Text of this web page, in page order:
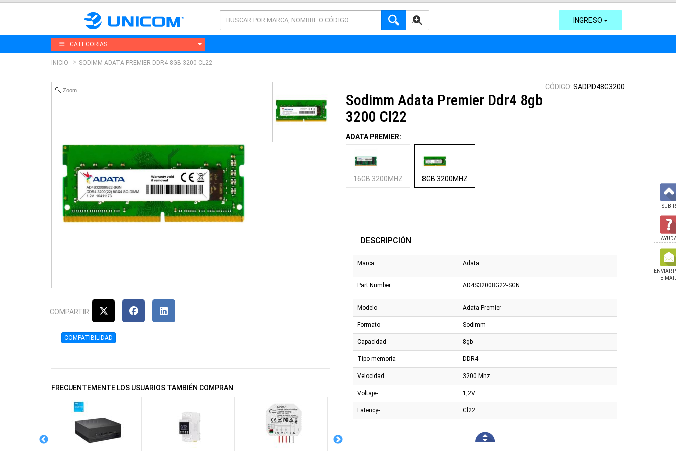
AVANZADA INGRESO
CATEGORIAS
INICIO SODIMM ADATA PREMIER DDR4 8GB 3200 CL22
Zoom
COMPARTIR:
COMPATIBILIDAD
FRECUENTEMENTE LOS USUARIOS TAMBIÉN COMPRAN
CÓDIGO: SADPD48G3200
Sodimm Adata Premier Ddr4 8gb
3200 Cl22
ADATA PREMIER:
16GB 3200MHZ 8GB 3200MHZ
DESCRIPCIÓN
Marca Adata
Part Number AD4S32008G22-SGN
Modelo Adata Premier
Formato Sodimm
Capacidad 8gb
Tipo memoria DDR4
Velocidad 3200 Mhz
Voltaje- 1,2V
Latency- Cl22
SUBIR
ENVIAR
E-